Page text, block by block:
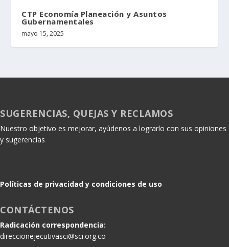
CTP Economía Planeación y Asuntos
Gubernamentales
mayo 15, 2025
SUGERENCIAS, QUEJAS Y RECLAMOS
Nuestro objetivo es mejorar, ayúdenos a lograrlo con sus opiniones
y sugerencias
Políticas de privacidad y condiciones de uso
CONTÁCTENOS
Radicación correspondencia:
direccionejecutivasci@sci.org.co